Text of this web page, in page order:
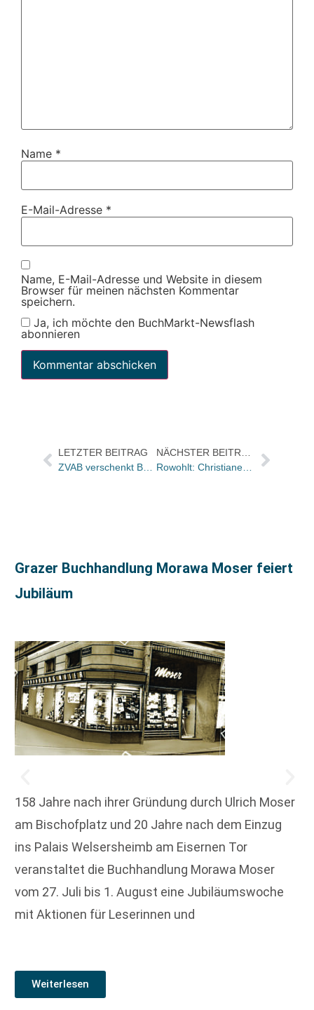
Name *
E-Mail-Adresse *
Name, E-Mail-Adresse und Website in diesem
Browser für meinen nächsten Kommentar
speichern.
Ja, ich möchte den BuchMarkt-Newsflash
abonnieren
LETZTER BEITRAG
ZVAB verschenkt Bücher an der Humboldt-Uni
Grazer Buchhandlung Morawa Moser feiert
Jubiläum
158 Jahre nach ihrer Gründung durch Ulrich Moser
am Bischofplatz und 20 Jahre nach dem Einzug
ins Palais Welsersheimb am Eisernen Tor
veranstaltet die Buchhandlung Morawa Moser
vom 27. Juli bis 1. August eine Jubiläumswoche
mit Aktionen für Leserinnen und
Weiterlesen